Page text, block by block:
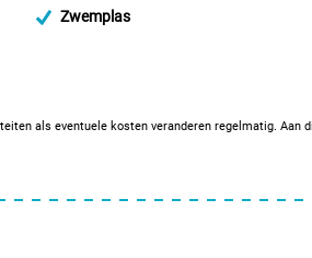
Zwemplas
als eventuele kosten veranderen regelmatig. Aan